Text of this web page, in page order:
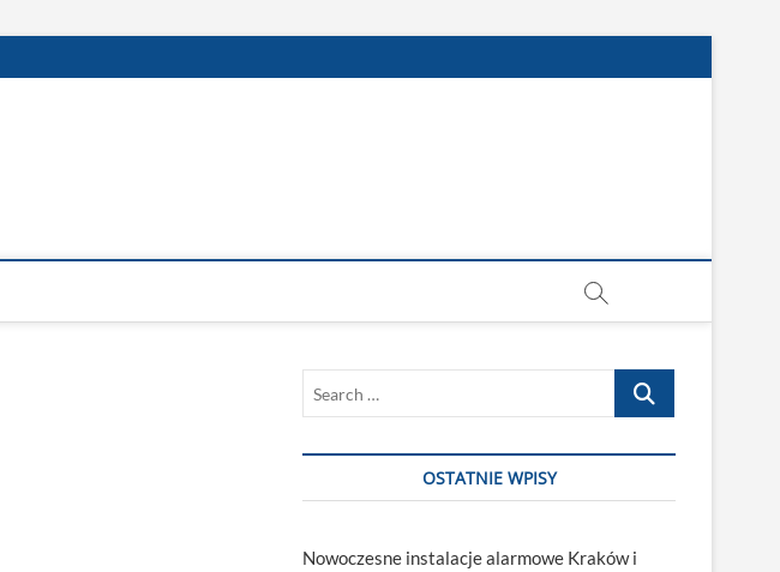
Search
OSTATNIE WPISY
Nowoczesne instalacje alarmowe Kraków i